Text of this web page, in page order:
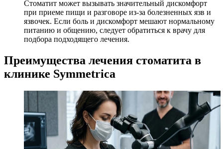
Стоматит может вызывать значительный дискомфорт
при приеме пищи и разговоре из-за болезненных язв и
язвочек. Если боль и дискомфорт мешают нормальному
питанию и общению, следует обратиться к врачу для
подбора подходящего лечения.
Преимущества лечения стоматита в
клинике Symmetrica